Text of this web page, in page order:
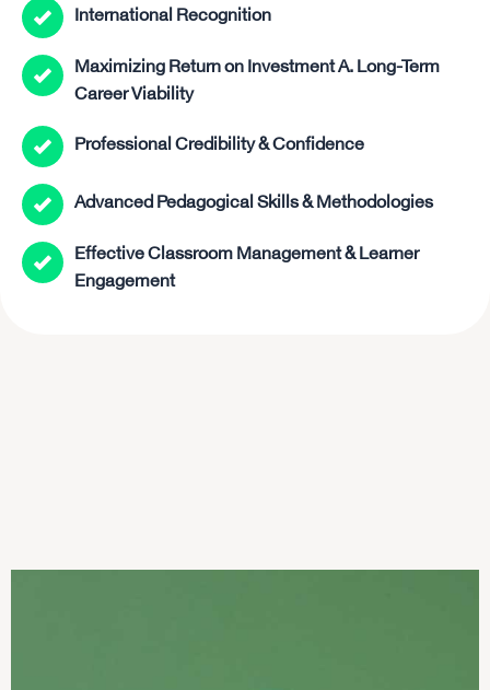
International Recognition
Maximizing Return on Investment A. Long-Term
Career Viability
Professional Credibility & Confidence
Advanced Pedagogical Skills & Methodologies
Effective Classroom Management & Learner
Engagement